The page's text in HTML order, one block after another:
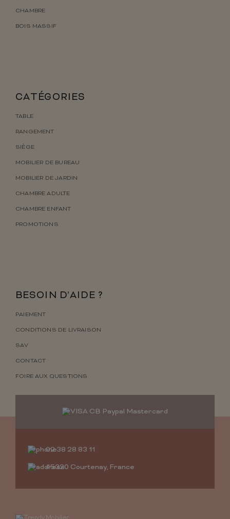
CHAMBRE
BOIS MASSIF
CATÉGORIES
TABLE
RANGEMENT
SIÈGE
MOBILIER DE BUREAU
MOBILIER DE JARDIN
CHAMBRE ADULTE
CHAMBRE ENFANT
PROMOTIONS
BESOIN D’AIDE ?
PAIEMENT
CONDITIONS DE LIVRAISON
SAV
CONTACT
FOIRE AUX QUESTIONS
02 38 28 83 11
45320 Courtenay, France